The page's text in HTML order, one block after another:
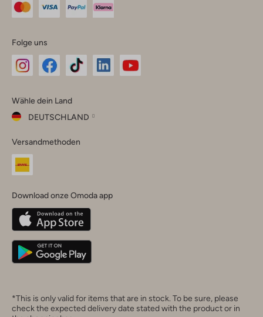
Folge uns
Instagram
Facebook
TikTok
Wähle dein Land
DEUTSCHLAND
dein
Land
Belgique(Français)
Deutschland
Versandmethoden
Download onze Omoda app
*This is only valid for items that are in stock. To be sure, please
check the expected delivery date stated with the product or in